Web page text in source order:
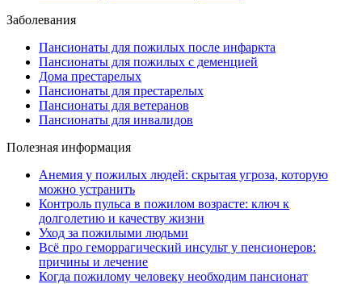
Заболевания
Пансионаты для пожилых после инфаркта
Пансионаты для пожилых с деменцией
Дома престарелых
Пансионаты для престарелых
Пансионаты для ветеранов
Пансионаты для инвалидов
Полезная информация
Анемия у пожилых людей: скрытая угроза, которую
можно устранить
Контроль пульса в пожилом возрасте: ключ к
долголетию и качеству жизни
Уход за пожилыми людьми
Всё про геморрагический инсульт у пенсионеров:
причины и лечение
Когда пожилому человеку необходим пансионат